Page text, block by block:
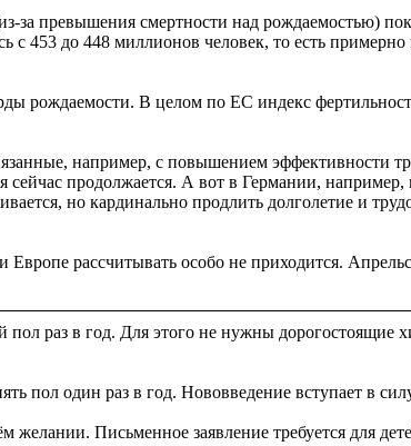
превышения смертности над рождаемостью)
453 до 448 миллионов человек, то есть
рождаемости. В целом по ЕС индекс
например, с повышением эффективности
продолжается. А вот в Германии,
но кардинально продлить долголетие и
рассчитывать особо не приходится.
раз в год. Для этого не нужны дорогостоящие
один раз в год. Нововведение вступает в
Письменное заявление требуется для